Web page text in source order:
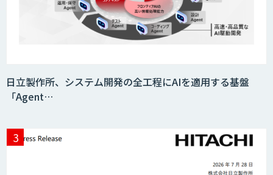
Acompany セキュアチャット
日立製作所、システム開発の全工程にAIを適用する基盤
「Agent…